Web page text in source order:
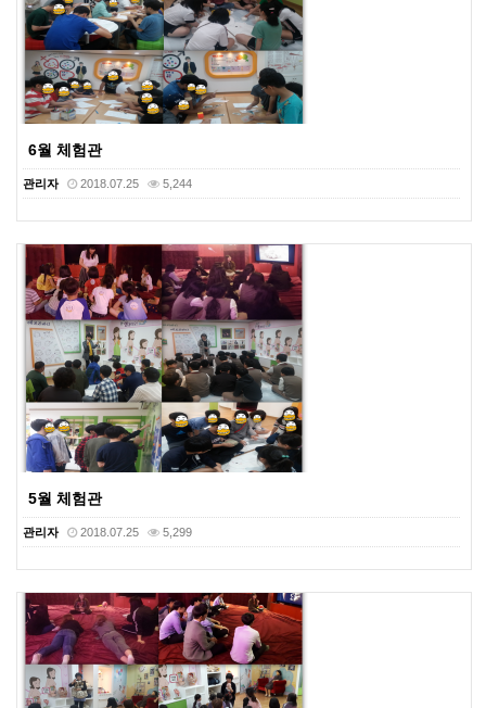
6월 체험관
관리자 2018.07.25 5,244
5월 체험관
관리자 2018.07.25 5,299